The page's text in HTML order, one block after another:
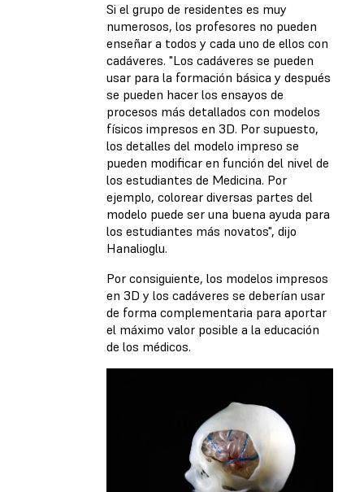
Si el grupo de residentes es muy
numerosos, los profesores no pueden
enseñar a todos y cada uno de ellos con
cadáveres. "Los cadáveres se pueden
usar para la formación básica y después
se pueden hacer los ensayos de
procesos más detallados con modelos
físicos impresos en 3D. Por supuesto,
los detalles del modelo impreso se
pueden modificar en función del nivel de
los estudiantes de Medicina. Por
ejemplo, colorear diversas partes del
modelo puede ser una buena ayuda para
los estudiantes más novatos", dijo
Hanalioglu.
Por consiguiente, los modelos impresos
en 3D y los cadáveres se deberían usar
de forma complementaria para aportar
el máximo valor posible a la educación
de los médicos.